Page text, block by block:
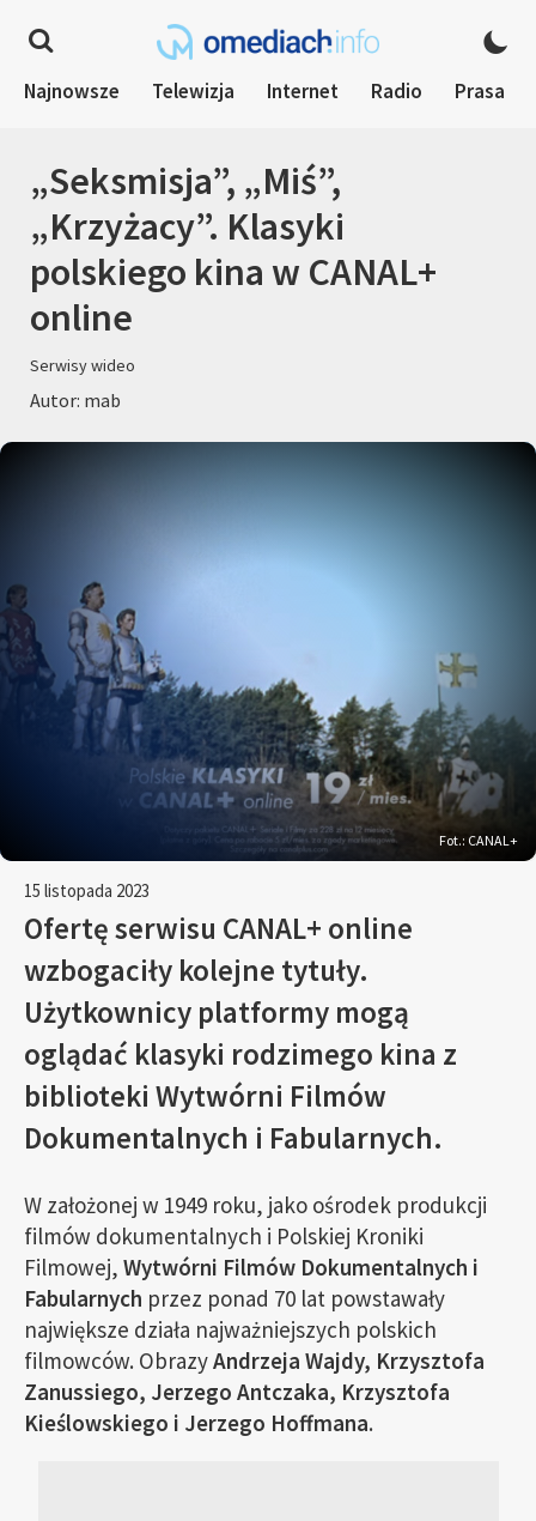
Najnowsze Telewizja Internet Radio Prasa
„Seksmisja”, „Miś”,
„Krzyżacy”. Klasyki
polskiego kina w CANAL+
online
Serwisy wideo
Autor: mab
Fot.: CANAL+
15 listopada 2023
Ofertę serwisu CANAL+ online
wzbogaciły kolejne tytuły.
Użytkownicy platformy mogą
oglądać klasyki rodzimego kina z
biblioteki Wytwórni Filmów
Dokumentalnych i Fabularnych.
W założonej w 1949 roku, jako ośrodek produkcji
filmów dokumentalnych i Polskiej Kroniki
Filmowej, Wytwórni Filmów Dokumentalnych i
Fabularnych przez ponad 70 lat powstawały
największe działa najważniejszych polskich
filmowców. ObrazyAndrzeja Wajdy, Krzysztofa
Zanussiego, Jerzego Antczaka, Krzysztofa
Kieślowskiego i Jerzego Hoffmana.